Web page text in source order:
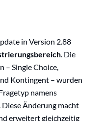
in Version 2.88
. Die
– Single Choice,
Kontingent – wurden
namens
Änderung macht
erweitert gleichzeitig